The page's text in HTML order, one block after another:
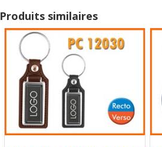
Produits similaires